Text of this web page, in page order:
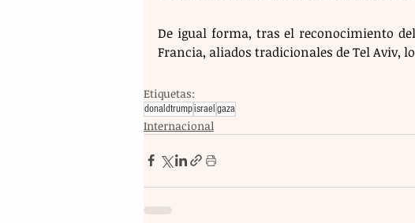
De igual forma, tras el reconocimiento
Francia, aliados tradicionales de Tel Aviv,
Etiquetas:
donaldtrumpisrael gaza
Internacional